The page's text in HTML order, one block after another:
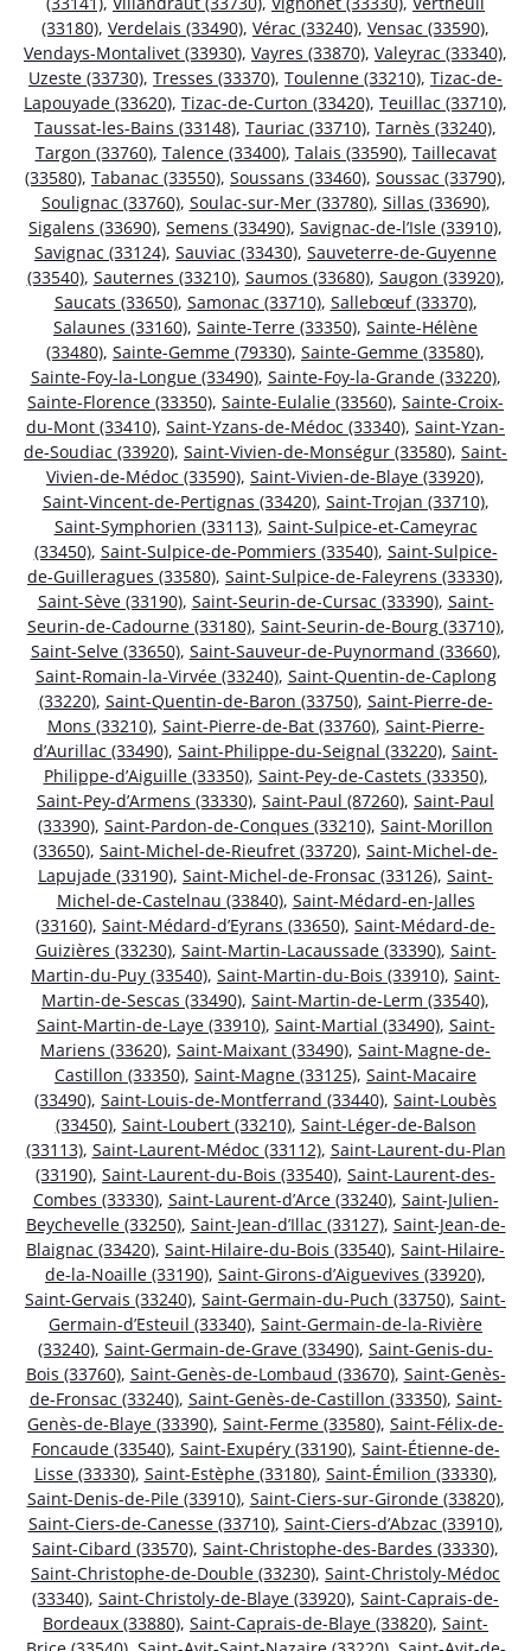
(33180), Verdelais (33490), Vérac (33240), Vensac (33590),
Vendays-Montalivet (33930), Vayres (33870), Valeyrac (33340),
Uzeste (33730), Tresses (33370), Toulenne (33210), Tizac-de-
Lapouyade (33620), Tizac-de-Curton (33420), Teuillac (33710),
Taussat-les-Bains (33148), Tauriac (33710), Tarnès (33240),
Targon (33760), Talence (33400), Talais (33590), Taillecavat
(33580), Tabanac (33550), Soussans (33460), Soussac (33790),
Soulignac (33760), Soulac-sur-Mer (33780), Sillas (33690),
Sigalens (33690), Semens (33490), Savignac-de-l’Isle (33910),
Savignac (33124), Sauviac (33430), Sauveterre-de-Guyenne
(33540), Sauternes (33210), Saumos (33680), Saugon (33920),
Saucats (33650), Samonac (33710), Sallebœuf (33370),
Salaunes (33160), Sainte-Terre (33350), Sainte-Hélène
(33480), Sainte-Gemme (79330), Sainte-Gemme (33580),
Sainte-Foy-la-Longue (33490), Sainte-Foy-la-Grande (33220),
Sainte-Florence (33350), Sainte-Eulalie (33560), Sainte-Croix-
du-Mont (33410), Saint-Yzans-de-Médoc (33340), Saint-Yzan-
de-Soudiac (33920), Saint-Vivien-de-Monségur (33580), Saint-
Vivien-de-Médoc (33590), Saint-Vivien-de-Blaye (33920),
Saint-Vincent-de-Pertignas (33420), Saint-Trojan (33710),
Saint-Symphorien (33113), Saint-Sulpice-et-Cameyrac
(33450), Saint-Sulpice-de-Pommiers (33540), Saint-Sulpice-
de-Guilleragues (33580), Saint-Sulpice-de-Faleyrens (33330),
Saint-Sève (33190), Saint-Seurin-de-Cursac (33390), Saint-
Seurin-de-Cadourne (33180), Saint-Seurin-de-Bourg (33710),
Saint-Selve (33650), Saint-Sauveur-de-Puynormand (33660),
Saint-Romain-la-Virvée (33240), Saint-Quentin-de-Caplong
(33220), Saint-Quentin-de-Baron (33750), Saint-Pierre-de-
Mons (33210), Saint-Pierre-de-Bat (33760), Saint-Pierre-
d’Aurillac (33490), Saint-Philippe-du-Seignal (33220), Saint-
Philippe-d’Aiguille (33350), Saint-Pey-de-Castets (33350),
Saint-Pey-d’Armens (33330), Saint-Paul (87260), Saint-Paul
(33390), Saint-Pardon-de-Conques (33210), Saint-Morillon
(33650), Saint-Michel-de-Rieufret (33720), Saint-Michel-de-
Lapujade (33190), Saint-Michel-de-Fronsac (33126), Saint-
Michel-de-Castelnau (33840), Saint-Médard-en-Jalles
(33160), Saint-Médard-d’Eyrans (33650), Saint-Médard-de-
Guizières (33230), Saint-Martin-Lacaussade (33390), Saint-
Martin-du-Puy (33540), Saint-Martin-du-Bois (33910), Saint-
Martin-de-Sescas (33490), Saint-Martin-de-Lerm (33540),
Saint-Martin-de-Laye (33910), Saint-Martial (33490), Saint-
Mariens (33620), Saint-Maixant (33490), Saint-Magne-de-
Castillon (33350), Saint-Magne (33125), Saint-Macaire
(33490), Saint-Louis-de-Montferrand (33440), Saint-Loubès
(33450), Saint-Loubert (33210), Saint-Léger-de-Balson
(33113), Saint-Laurent-Médoc (33112), Saint-Laurent-du-Plan
(33190), Saint-Laurent-du-Bois (33540), Saint-Laurent-des-
Combes (33330), Saint-Laurent-d’Arce (33240), Saint-Julien-
Beychevelle (33250), Saint-Jean-d’Illac (33127), Saint-Jean-de-
Blaignac (33420), Saint-Hilaire-du-Bois (33540), Saint-Hilaire-
de-la-Noaille (33190), Saint-Girons-d’Aiguevives (33920),
Saint-Gervais (33240), Saint-Germain-du-Puch (33750), Saint-
Germain-d’Esteuil (33340), Saint-Germain-de-la-Rivière
(33240), Saint-Germain-de-Grave (33490), Saint-Genis-du-
Bois (33760), Saint-Genès-de-Lombaud (33670), Saint-Genès-
de-Fronsac (33240), Saint-Genès-de-Castillon (33350), Saint-
Genès-de-Blaye (33390), Saint-Ferme (33580), Saint-Félix-de-
Foncaude (33540), Saint-Exupéry (33190), Saint-Étienne-de-
Lisse (33330), Saint-Estèphe (33180), Saint-Émilion (33330),
Saint-Denis-de-Pile (33910), Saint-Ciers-sur-Gironde (33820),
Saint-Ciers-de-Canesse (33710), Saint-Ciers-d’Abzac (33910),
Saint-Cibard (33570), Saint-Christophe-des-Bardes (33330),
Saint-Christophe-de-Double (33230), Saint-Christoly-Médoc
(33340), Saint-Christoly-de-Blaye (33920), Saint-Caprais-de-
Bordeaux (33880), Saint-Caprais-de-Blaye (33820), Saint-